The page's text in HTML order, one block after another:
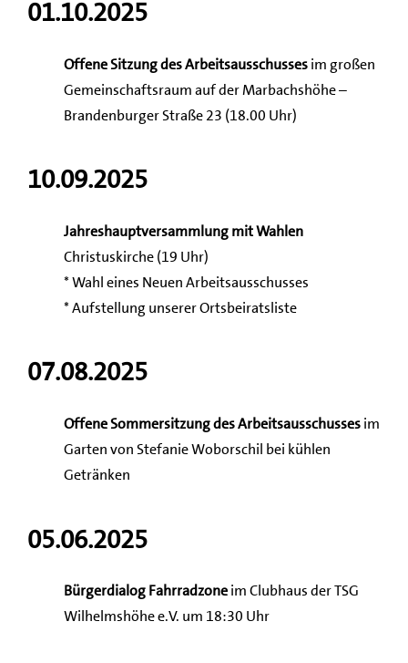
01.10.2025
Offene Sitzung des Arbeitsausschussesim großen
Gemeinschaftsraum auf der Marbachshöhe –
Brandenburger Straße 23 (18.00 Uhr)
10.09.2025
Jahreshauptversammlung mit Wahlen
Christuskirche (19 Uhr)
* Wahl eines Neuen Arbeitsausschusses
* Aufstellung unserer Ortsbeiratsliste
07.08.2025
Offene Sommersitzung des Arbeitsausschussesim
Garten von Stefanie Woborschil bei kühlen
Getränken
05.06.2025
Bürgerdialog Fahrradzoneim Clubhaus der TSG
Wilhelmshöhe e.V. um 18:30 Uhr